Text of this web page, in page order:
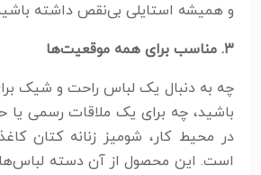
و همیشه استایلی بی‌نقص داشته
۳.مناسب برای همه موقعیت‌ها
چه به دنبال یک لباس راحت و شیک
باشید، چه برای یک ملاقات رسمی یا
در محیط کار، شومیز زنانه کتان
است. این محصول از آن دسته